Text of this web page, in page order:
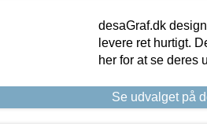
desaGraf.dk
levere ret hurtigt.
her for at se deres
Se udvalget på